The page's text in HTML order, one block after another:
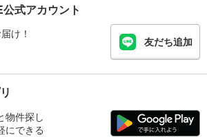
式アカウント
け！
友だち追加
物件探し
にできる